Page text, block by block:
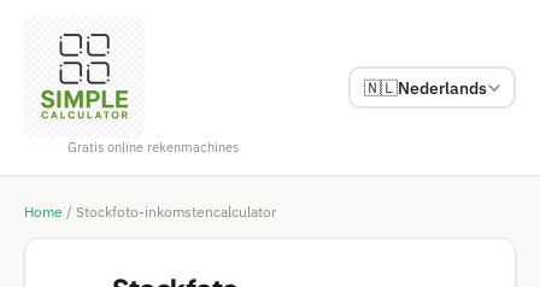
Gratis online rekenmachines
🇳🇱Nederlands
Home / Stockfoto-inkomstencalculator